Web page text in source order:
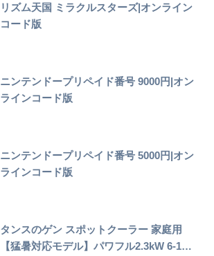
リズム天国 ミラクルスターズ|オンライン
コード版
ニンテンドープリペイド番号 9000円|オン
ラインコード版
ニンテンドープリペイド番号 5000円|オン
ラインコード版
タンスのゲン スポットクーラー 家庭用
【猛暑対応モデル】パワフル2.3kW 6-1…